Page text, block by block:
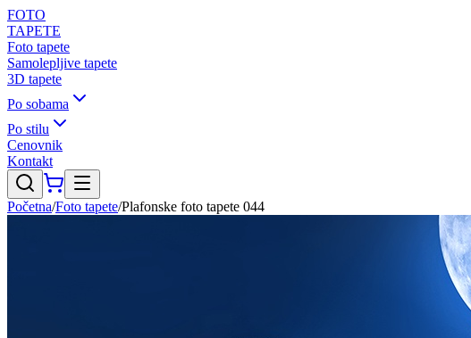
FOTO
TAPETE
Foto tapete
Samolepljive tapete
3D tapete
Po sobama
Po stilu
Cenovnik
Kontakt
Početna/Foto tapete/Plafonske foto tapete 044